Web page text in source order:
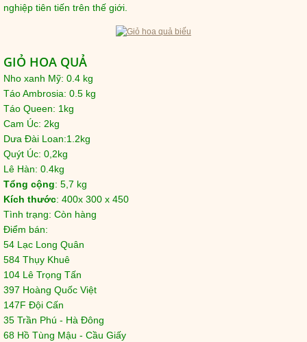
nghiệp tiên tiến trên thế giới.
GIỎ HOA QUẢ
​Nho xanh Mỹ: 0.4 kg
Táo Ambrosia: 0.5 kg
Táo Queen: 1kg
Cam Úc: 2kg
Dưa Đài Loan:1.2kg
Quýt Úc: 0,2kg
Lê Hàn: 0.4kg
Tổng cộng: 5,7 kg
Kích thước: 400x 300 x 450
Tình trạng: Còn hàng
Điểm bán:
54 Lạc Long Quân
584 Thụy Khuê
104 Lê Trọng Tấn
397 Hoàng Quốc Việt
147F Đội Cấn
35 Trần Phú - Hà Đông
68 Hồ Tùng Mậu - Cầu Giấy